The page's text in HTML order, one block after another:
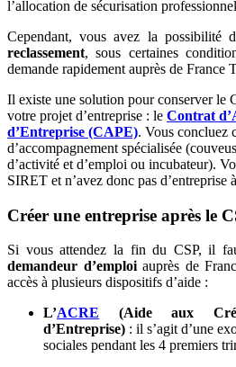
l’allocation de sécurisation
Cependant, vous avez la possibilité
reclassement, sous certaines
demande rapidement auprès de France
Il existe une solution pour conserver le
votre projet d’entreprise : le Contrat
d’Entreprise (CAPE). Vous concluez
d’accompagnement spécialisée
d’activité et d’emploi ou incubateur).
SIRET et n’avez donc pas d’entreprise
Créer une entreprise après le
Si vous attendez la fin du CSP, il
demandeur d’emploiauprès de
accès à plusieurs dispositifs d’aide :
L’ACRE (Aide aux
d’Entreprise) : il s’agit d’une
sociales pendant les 4 premiers